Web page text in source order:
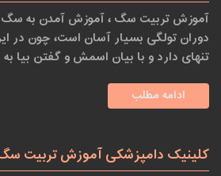
آموزش تربیت سگ ، آموزش آمدن به سگ
دوران تولگی بسیار آسان است، چون
تنهای دارد و با بیان اسمش و گفتن بیا
ادامه مطلب
کلینیک دامپزشکی آموزش تربیت